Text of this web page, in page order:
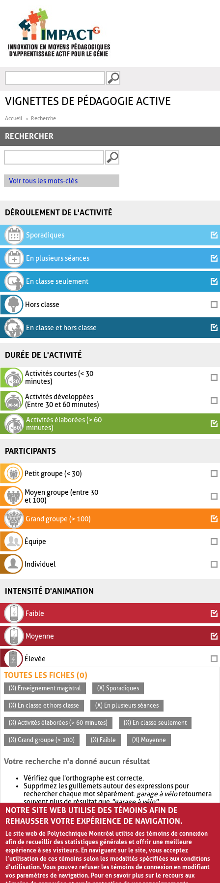
FORMULAIRE DE
VIGNETTES DE PÉDAGOGIE ACTIVE
Accueil Recherche
RECHERCHER
Voir tous les mots-clés
DÉROULEMENT DE L'ACTIVITÉ
Sporadiques
En plusieurs séances
En classe seulement
Hors classe
En classe et hors classe
DURÉE DE L'ACTIVITÉ
Activités courtes (< 30
minutes)
Activités développées
(Entre 30 et 60 minutes)
Activités élaborées (> 60
minutes)
PARTICIPANTS
Petit groupe (< 30)
Moyen groupe (entre 30
et 100)
Grand groupe (> 100)
Équipe
Individuel
INTENSITÉ D'ANIMATION
Faible
Moyenne
Élevée
TOUTES LES FICHES (0)
(X) Enseignement magistral (X) Sporadiques
(X) En classe et hors classe (X) En plusieurs séances
(X) Activités élaborées (> 60 minutes) (X) En classe seulement
(X) Grand groupe (> 100) (X) Faible (X) Moyenne
Votre recherche n'a donné aucun résultat
Vérifiez que l'orthographe est correcte.
Supprimez les guillemets autour des expressions pour
rechercher chaque mot séparément. garage à véloretournera
souvent plus de résultat que"garage à vélo".
Envisagez d'élargir votre recherche avec OR.garage OR vélo
retournera souvent plus de résultat quegarage à vélo
NOTRE SITE WEB UTILISE DES TÉMOINS AFIN DE
REHAUSSER VOTRE EXPÉRIENCE DE NAVIGATION.
Le site web de Polytechnique Montréal utilise des témoins de connexion
afin de recueillir des statistiques générales et offrir une meilleure
expérience à ses visiteurs. En naviguant sur le site, vous acceptez
l’utilisation de ces témoins selon les modalités spécifiées aux conditions
d’utilisation. Vous pouvez refuser les témoins de connexion en modifiant
vos paramètres de navigation. Pour en savoir plus sur le recours aux